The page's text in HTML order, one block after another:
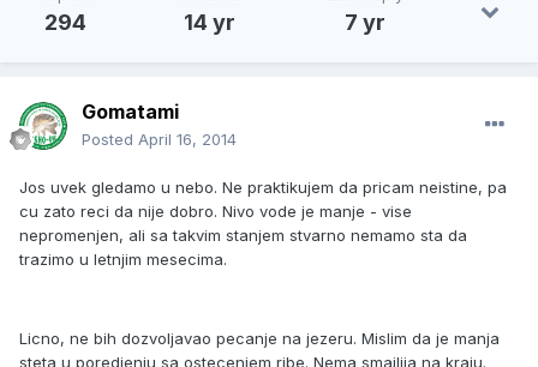
294 14 yr 7 yr
Gomatami
Posted April 16, 2014
Jos uvek gledamo u nebo. Ne praktikujem da pricam neistine, pa
cu zato reci da nije dobro. Nivo vode je manje - vise
nepromenjen, ali sa takvim stanjem stvarno nemamo sta da
trazimo u letnjim mesecima.
Licno, ne bih dozvoljavao pecanje na jezeru. Mislim da je manja
steta u poredjenju sa ostecenjem ribe. Nema smajlija na kraju.